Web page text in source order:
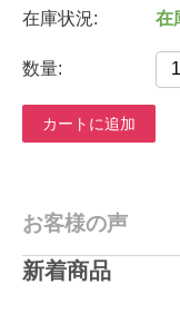
在庫状況:
在
数量:
カートに追加
お客様の声
新着商品